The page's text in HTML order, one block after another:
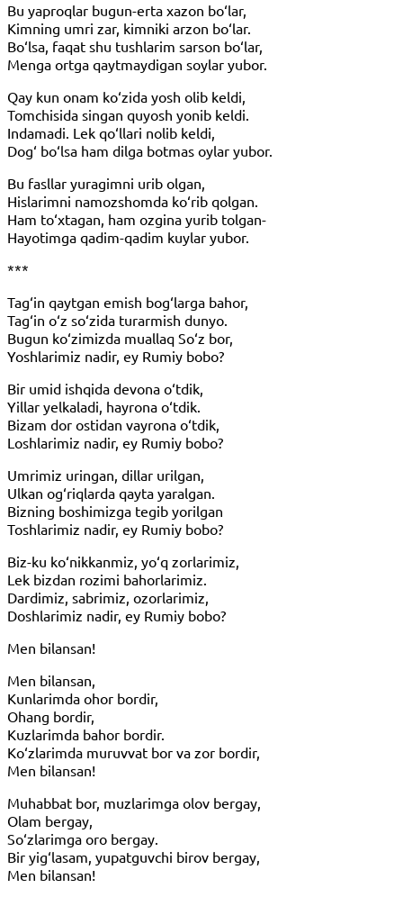
Bu yaproqlar bugun-erta xazon bo‘lar,
Kimning umri zar, kimniki arzon bo‘lar.
Bo‘lsa, faqat shu tushlarim sarson bo‘lar,
Menga ortga qaytmaydigan soylar yubor.
Qay kun onam ko‘zida yosh olib keldi,
Tomchisida singan quyosh yonib keldi.
Indamadi. Lek qo‘llari nolib keldi,
Dog‘ bo‘lsa ham dilga botmas oylar yubor.
Bu fasllar yuragimni urib olgan,
Hislarimni namozshomda ko‘rib qolgan.
Ham to‘xtagan, ham ozgina yurib tolgan-
Hayotimga qadim-qadim kuylar yubor.
***
Tag‘in qaytgan emish bog‘larga bahor,
Tag‘in o‘z so‘zida turarmish dunyo.
Bugun ko‘zimizda muallaq So‘z bor,
Yoshlarimiz nadir, ey Rumiy bobo?
Bir umid ishqida devona o‘tdik,
Yillar yelkaladi, hayrona o‘tdik.
Bizam dor ostidan vayrona o‘tdik,
Loshlarimiz nadir, ey Rumiy bobo?
Umrimiz uringan, dillar urilgan,
Ulkan og‘riqlarda qayta yaralgan.
Bizning boshimizga tegib yorilgan
Toshlarimiz nadir, ey Rumiy bobo?
Biz-ku ko‘nikkanmiz, yo‘q zorlarimiz,
Lek bizdan rozimi bahorlarimiz.
Dardimiz, sabrimiz, ozorlarimiz,
Doshlarimiz nadir, ey Rumiy bobo?
Men bilansan!
Men bilansan,
Kunlarimda ohor bordir,
Ohang bordir,
Kuzlarimda bahor bordir.
Ko‘zlarimda muruvvat bor va zor bordir,
Men bilansan!
Muhabbat bor, muzlarimga olov bergay,
Olam bergay,
So‘zlarimga oro bergay.
Bir yig‘lasam, yupatguvchi birov bergay,
Men bilansan!